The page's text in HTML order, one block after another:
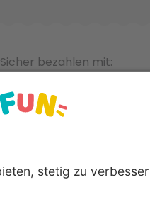
Sicher bezahlen mit: